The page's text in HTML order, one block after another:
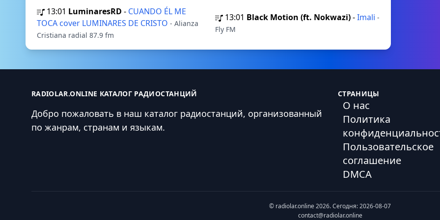
13:01 LuminaresRD - CUANDO ÉL ME
TOCA cover LUMINARES DE CRISTO - Alianza
Cristiana radial 87.9 fm
13:01 Black Motion (ft. Nokwazi)-Imali -
Fly FM
RADIOLAR.ONLINE КАТАЛОГ РАДИОСТАНЦИЙ
Добро пожаловать в наш каталог радиостанций, организованный
по жанрам, странам и языкам.
СТРАНИЦЫ
О нас
Политика
Пользовательское
соглашение
DMCA
© radiolar.online 2026. Сегодня: 2026-08-07
contact@radiolar.online